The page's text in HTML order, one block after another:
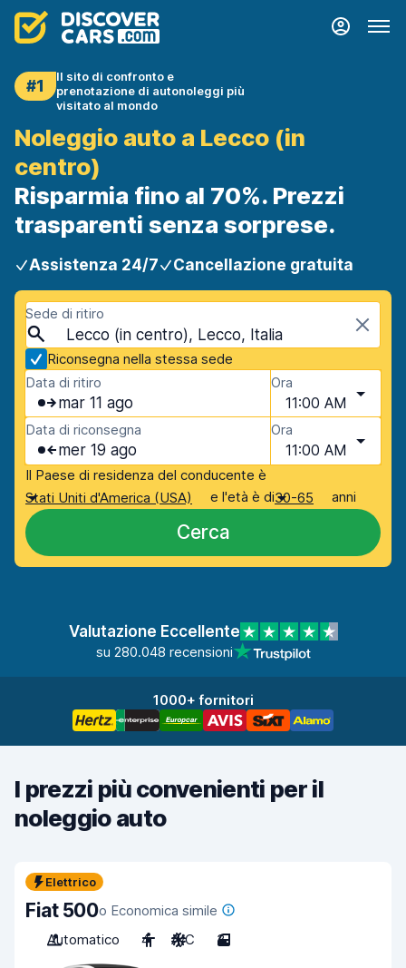
#1
Il sito di confronto e
prenotazione di autonoleggi più
visitato al mondo
Noleggio auto a Lecco (in
centro)
Risparmia fino al 70%. Prezzi
trasparenti senza sorprese.
Assistenza 24/7 Cancellazione gratuita
Sede di ritiro
Lecco (in centro), Lecco, Italia
Riconsegna nella stessa sede
Data di ritiro
mar 11 ago
Ora
11:00 AM
Data di riconsegna
mer 19 ago
Ora
11:00 AM
Il Paese di residenza del conducente è
Stati Uniti d'America (USA)
e l'età è di30-65 anni
Cerca
Valutazione Eccellente
su 280.048 recensioni
1000+ fornitori
I prezzi più convenienti per il
noleggio auto
Elettrico
Fiat 500o Economica simile
Automatico
4 A/C 3